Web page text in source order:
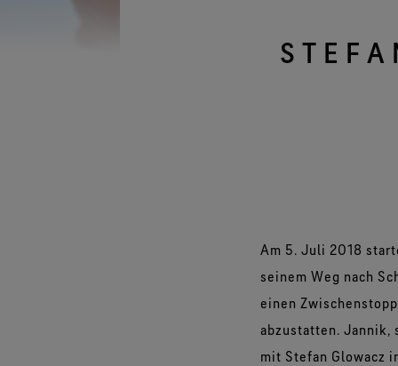
Am 5. Juli 2018
seinem Weg nach
einen
abzustatten.
mit Stefan Glowacz